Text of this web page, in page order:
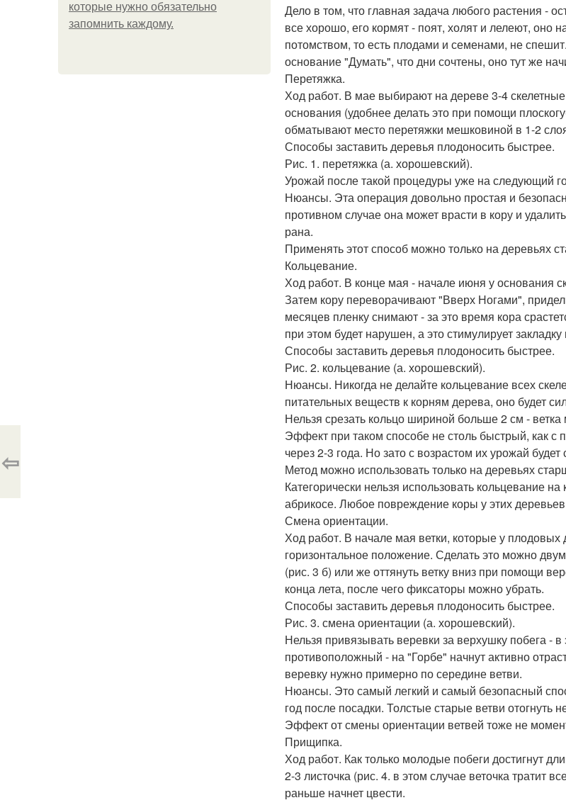
которые нужно обязательно
запомнить каждому.
Дело в том, что главная задача любого растения -
все хорошо, его кормят - поят, холят и лелеют, оно
потомством, то есть плодами и семенами, не
основание "Думать", что дни сочтены, оно тут же
Перетяжка.
Ход работ. В мае выбирают на дереве 3-4
основания (удобнее делать это при помощи
обматывают место перетяжки мешковиной в 1-2
Способы заставить деревья плодоносить быстрее.
Рис. 1. перетяжка (а. хорошевский).
Урожай после такой процедуры уже на следующий
Нюансы. Эта операция довольно простая и
противном случае она может врасти в кору и
рана.
Применять этот способ можно только на деревьях
Кольцевание.
Ход работ. В конце мая - начале июня у основания
Затем кору переворачивают "Вверх Ногами",
месяцев пленку снимают - за это время кора
при этом будет нарушен, а это стимулирует
Способы заставить деревья плодоносить быстрее.
Рис. 2. кольцевание (а. хорошевский).
Нюансы. Никогда не делайте кольцевание всех
питательных веществ к корням дерева, оно будет
Нельзя срезать кольцо шириной больше 2 см - ветка
Эффект при таком способе не столь быстрый, как с
через 2-3 года. Но зато с возрастом их урожай
Метод можно использовать только на деревьях
Категорически нельзя использовать кольцевание
абрикосе. Любое повреждение коры у этих
Смена ориентации.
Ход работ. В начале мая ветки, которые у
горизонтальное положение. Сделать это можно
(рис. 3 б) или же оттянуть ветку вниз при помощи
конца лета, после чего фиксаторы можно убрать.
Способы заставить деревья плодоносить быстрее.
Рис. 3. смена ориентации (а. хорошевский).
Нельзя привязывать веревки за верхушку побега -
противоположный - на "Горбе" начнут активно
веревку нужно примерно по середине ветви.
Нюансы. Это самый легкий и самый безопасный
год после посадки. Толстые старые ветви отогнуть
Эффект от смены ориентации ветвей тоже не
Прищипка.
Ход работ. Как только молодые побеги достигнут
2-3 листочка (рис. 4. в этом случае веточка тратит
раньше начнет цвести.
⇦